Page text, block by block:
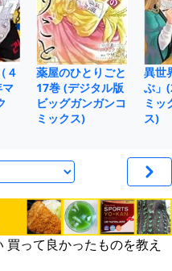
４
マ
薬屋のひとりごと
17巻 (デジタル版
ビッグガンガンコ
ミックス)
異世
ぶ」
ミッ
ス)
って良かったものを教え